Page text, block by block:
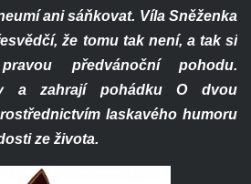
ani sáňkovat. Víla Sněženka
že tomu tak není, a tak si
předvánoční pohodu.
a zahrají pohádku O dvou
laskavého humoru
ze života.